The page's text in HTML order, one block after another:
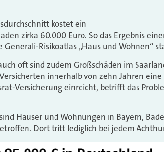
kostet ein
zirka 60.000 Euro. So das Ergebnis
Generali-Risikoatlas „Haus und Wohnen“
oft sind zudem Großschäden im
innerhalb von zehn Jahren
Versicherung einreicht, betrifft das
Häuser und Wohnungen in Bayern,
Dort tritt lediglich bei jedem